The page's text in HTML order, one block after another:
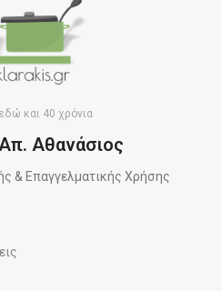
και 40 χρόνια
Αθανάσιος
& Επαγγελματικής Χρήσης